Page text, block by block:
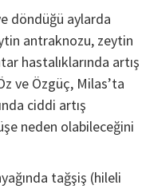
döndüğü aylarda
antraknozu, zeytin
hastalıklarında artış
ve Özgüç, Milas’ta
ciddi artış
neden olabileceğini
tağşiş (hileli